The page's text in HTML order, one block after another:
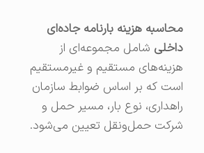
محاسبه هزینه بارنامه جاده‌ای
داخلیشامل مجموعه‌ای از
هزینه‌های مستقیم و غیرمستقیم
است که بر اساس ضوابط سازمان
راهداری، نوع بار، مسیر حمل و
شرکت حمل‌ونقل تعیین می‌شود.